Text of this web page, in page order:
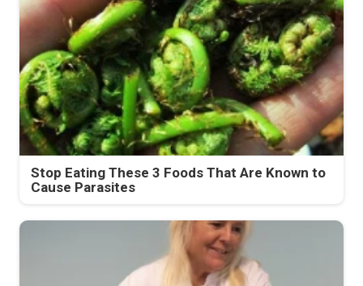
Stop Eating These 3 Foods That Are Known to
Cause Parasites